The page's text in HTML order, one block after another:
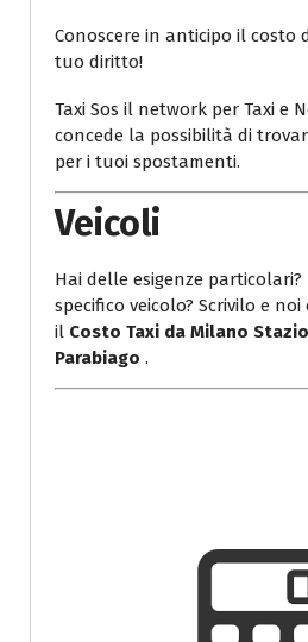
Conoscere in anticipo il costo
tuo diritto!
Taxi Sos il network per Taxi e
concede la possibilità di
per i tuoi spostamenti.
Veicoli
Hai delle esigenze particolari?
specifico veicolo? Scrivilo e
il Costo Taxi da Milano
Parabiago .